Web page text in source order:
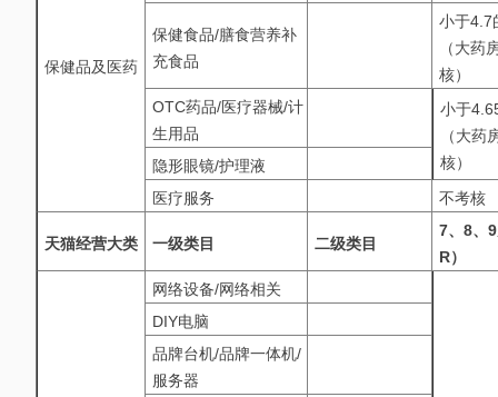
保健品及医药
保健食品/膳食营养补
充食品
小于4.7
（大药
核）
OTC药品/医疗器械/计
生用品
小于
（大药
核）
隐形眼镜/护理液
医疗服务
不考核
天猫经营大类 一级类目 二级类目
7、8、
R）
网络设备/网络相关
DIY电脑
品牌台机/品牌一体机/
服务器